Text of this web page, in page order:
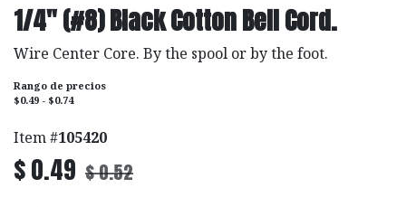
1/4" (#8) Black Cotton Bell Cord.
Wire Center Core. By the spool or by the foot.
Rango de precios
$0.49 - $0.74
Item #105420
$0.49 $0.52